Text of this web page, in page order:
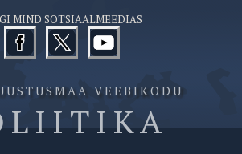
MIND SOTSIAALMEEDIAS
VEEBIKODU